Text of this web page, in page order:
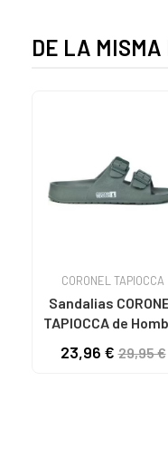
DE LA MISMA
CORONEL TAPIOCCA
Sandalias
TAPIOCCA de Hombre
HOMBRE T615-6
23,96 €29,95 €